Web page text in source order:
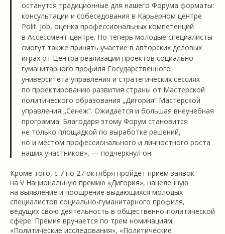
останутся традиционные для нашего Форума форматы:
консультации и собеседования в Карьерном центре
Polit. Job, оценка профессиональных компетенций
в Ассессмент-центре. Но теперь молодые специалисты
смогут также принять участие в авторских деловых
играх от Центра реализации проектов социально-
гуманитарного профиля Государственного
университета управления и стратегических сессиях
по проектированию развития страны от Мастерской
политического образования „Дигория“ Мастерской
управления „Сенеж“. Ожидается и большая внеучебная
программа. Благодаря этому Форум становится
не только площадкой по выработке решений,
но и местом профессионального и личностного роста
наших участников», — подчеркнул он.
Кроме того, с 7 по 27 октября пройдет прием заявок
на V Национальную премию «Дигория», нацеленную
на выявление и поощрение выдающихся молодых
специалистов социально-гуманитарного профиля,
ведущих свою деятельность в общественно-политической
сфере. Премия вручается по трем номинациям:
«Политические исследования», «Политические